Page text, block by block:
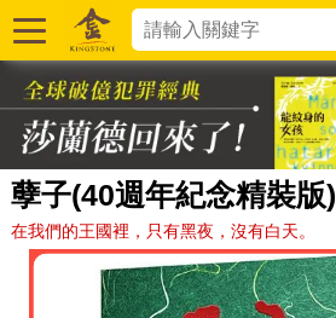
孽子(40週年紀念精裝版)
在我們的王國裡，只有黑夜，沒有白天。